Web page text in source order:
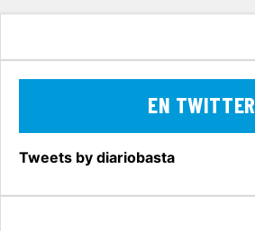
EN TWITTER
Tweets by diariobasta